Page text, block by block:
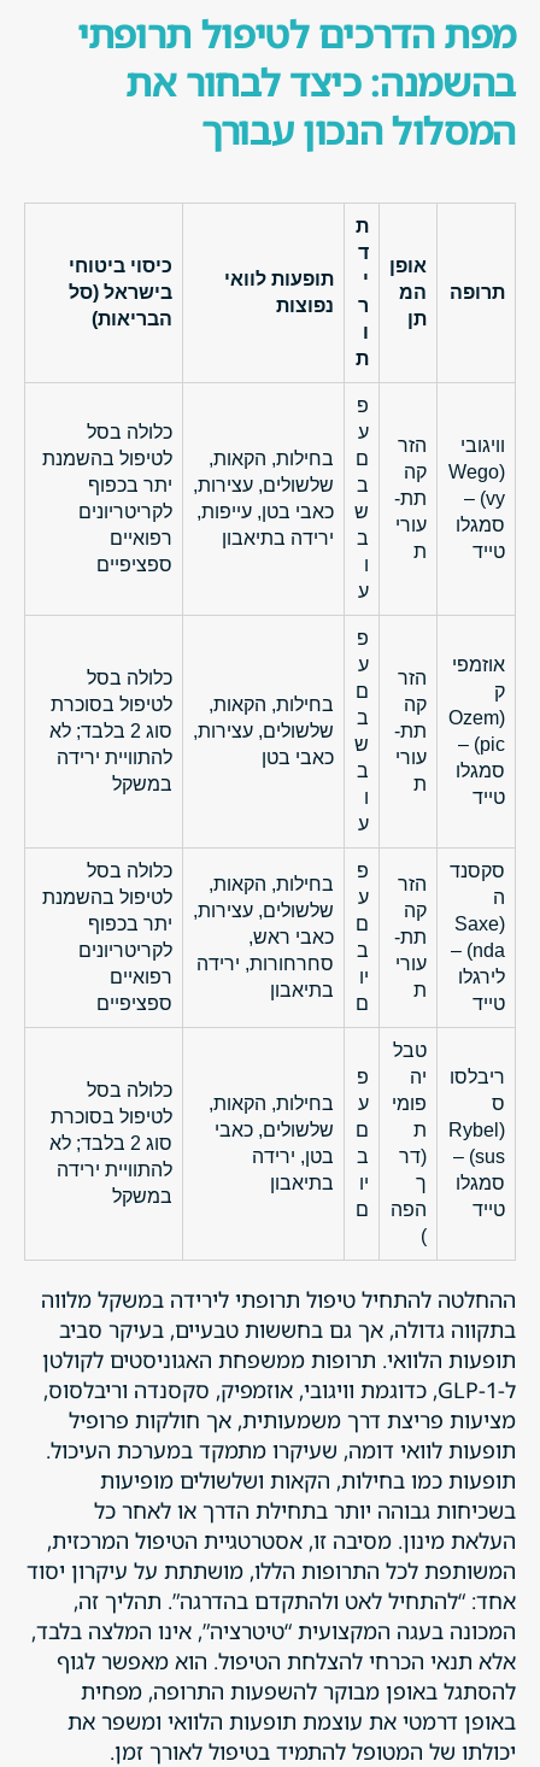
מפת הדרכים לטיפול תרופתי
בהשמנה: כיצד לבחור את
המסלול הנכון עבורך
תרופה
אופן
המ
תן
ת
ד
י
ר
ו
ת
תופעות לוואי
נפוצות
כיסוי ביטוחי
בישראל (סל
הבריאות)
וויגובי
(Wego
vy) –
סמגלו
טייד
הזר
קה
תת-
עורי
ת
פ
ע
ם
ב
ש
ב
ו
ע
בחילות, הקאות,
שלשולים, עצירות,
כאבי בטן, עייפות,
ירידה בתיאבון
כלולה בסל
לטיפול בהשמנת
יתר בכפוף
לקריטריונים
רפואיים
ספציפיים
אוזמפי
ק
(Ozem
pic) –
סמגלו
טייד
הזר
קה
תת-
עורי
ת
פ
ע
ם
ב
ש
ב
ו
ע
בחילות, הקאות,
שלשולים, עצירות,
כאבי בטן
כלולה בסל
לטיפול בסוכרת
סוג 2 בלבד; לא
להתוויית ירידה
במשקל
סקסנד
ה
(Saxe
nda) –
לירגלו
טייד
הזר
קה
תת-
עורי
ת
פ
ע
ם
ב
יו
ם
בחילות, הקאות,
שלשולים, עצירות,
כאבי ראש,
סחרחורות, ירידה
בתיאבון
כלולה בסל
לטיפול בהשמנת
יתר בכפוף
לקריטריונים
רפואיים
ספציפיים
ריבלסו
ס
(Rybel
sus) –
סמגלו
טייד
טבל
יה
פומי
ת
(דר
ך
הפה
)
פ
ע
ם
ב
יו
ם
בחילות, הקאות,
שלשולים, כאבי
בטן, ירידה
בתיאבון
כלולה בסל
לטיפול בסוכרת
סוג 2 בלבד; לא
להתוויית ירידה
במשקל
ההחלטה להתחיל טיפול תרופתי לירידה במשקל מלווה
בתקווה גדולה, אך גם בחששות טבעיים, בעיקר סביב
תופעות הלוואי. תרופות ממשפחת האגוניסטים לקולטן
ל-GLP-1, כדוגמת וויגובי, אוזמפיק, סקסנדה וריבלסוס,
מציעות פריצת דרך משמעותית, אך חולקות פרופיל
תופעות לוואי דומה, שעיקרו מתמקד במערכת העיכול.
תופעות כמו בחילות, הקאות ושלשולים מופיעות
בשכיחות גבוהה יותר בתחילת הדרך או לאחר כל
העלאת מינון. מסיבה זו, אסטרטגיית הטיפול המרכזית,
המשותפת לכל התרופות הללו, מושתתת על עיקרון יסוד
אחד: “להתחיל לאט ולהתקדם בהדרגה”. תהליך זה,
המכונה בעגה המקצועית “טיטרציה”, אינו המלצה בלבד,
אלא תנאי הכרחי להצלחת הטיפול. הוא מאפשר לגוף
להסתגל באופן מבוקר להשפעות התרופה, מפחית
באופן דרמטי את עוצמת תופעות הלוואי ומשפר את
יכולתו של המטופל להתמיד בטיפול לאורך זמן.